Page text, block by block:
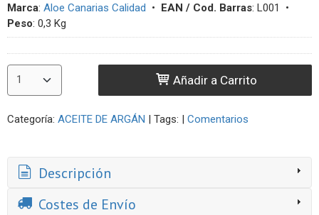
Marca: Aloe Canarias Calidad • EAN / Cod. Barras: L001
•
Peso: 0,3 Kg
Añadir a Carrito
Categoría: ACEITE DE ARGÁN | Tags: | Comentarios
Descripción
Costes de Envío